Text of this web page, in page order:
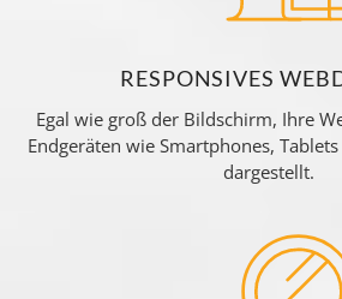
RESPONSIVES
Egal wie groß der Bildschirm, Ihre
Endgeräten wie Smartphones,
dargestellt.